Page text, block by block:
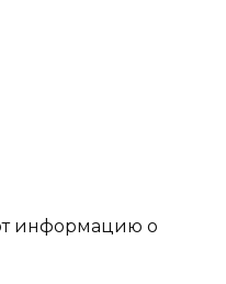
информацию о